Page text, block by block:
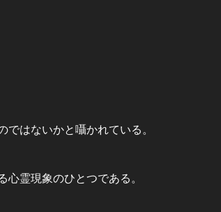
はないかと囁かれている。
霊現象のひとつである。